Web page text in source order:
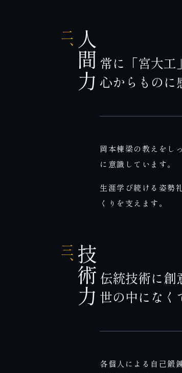
二、 人間力常に「宮大工
心からものに
岡本棟梁の教えをし
に意識しています。
生涯学び続ける姿勢
くりを支えます。
三、技術力伝統技術に
世の中になく
各個人による自己鍛